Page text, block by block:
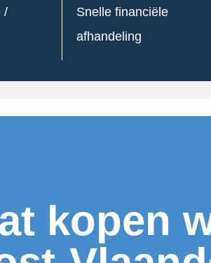
/
Snelle financiële
afhandeling
kopen